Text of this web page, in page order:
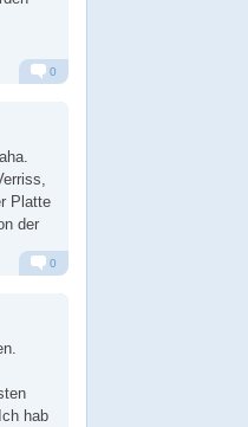
0
Platte
der
0
hab